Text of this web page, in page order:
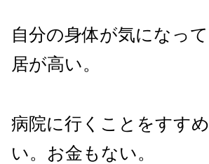
自分の身体が気になっ
居が高い。
病院に行くことをすす
い。お金もない。